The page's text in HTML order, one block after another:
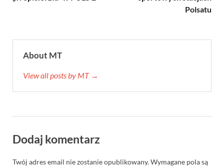
Polsatu
About MT
View all posts by MT →
Dodaj komentarz
Twój adres email nie zostanie opublikowany.Wymagane pola są